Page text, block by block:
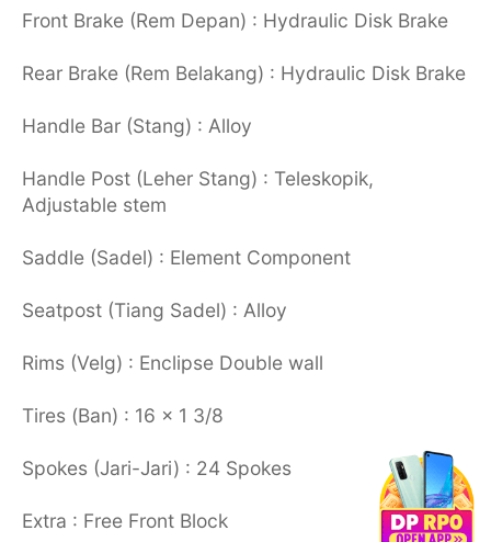
Front Brake (Rem Depan) : Hydraulic Disk Brake
Rear Brake (Rem Belakang) : Hydraulic Disk Brake
Handle Bar (Stang) : Alloy
Handle Post (Leher Stang) : Teleskopik,
Adjustable stem
Saddle (Sadel) : Element Component
Seatpost (Tiang Sadel) : Alloy
Rims (Velg) : Enclipse Double wall
Tires (Ban) : 16 x 1 3/8
Spokes (Jari-Jari) : 24 Spokes
Extra : Free Front Block